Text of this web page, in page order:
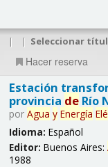
| | Seleccionar
Hacer reserva
Estación
provincia deRío
por Agua y Energía
Idioma: Español
Editor: Buenos Aires:
1988